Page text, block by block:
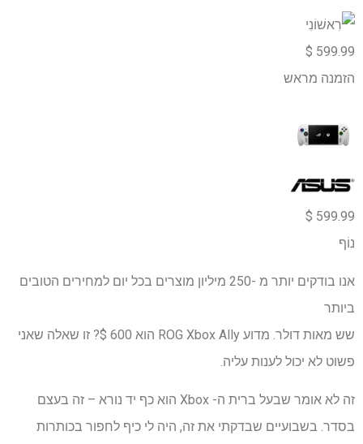
599.99 $
הזמנה מראש
599.99 $
נוֹף
אנו בודקים יותר מ -250 מיליון מוצרים בכל יום למחירים הטובים
ביותר
שש מאות דולר. מדוע ROG Xbox Ally הוא 600 $? זו שאלה שאני
פשוט לא יכול לענות עליה.
זה לא אומר שבעל ברית ה- Xbox הוא כף יד נורא – זה בעצם
בסדר. בשבועיים שבדקתי את זה, היה לי כיף לחפור בכותרות